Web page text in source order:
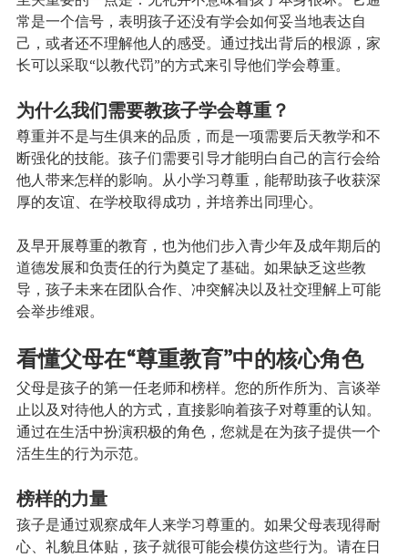
常是一个信号，表明孩子还没有学会如何妥当地表达自
己，或者还不理解他人的感受。通过找出背后的根源，家
长可以采取“以教代罚”的方式来引导他们学会尊重。
为什么我们需要教孩子学会尊重？
尊重并不是与生俱来的品质，而是一项需要后天教学和不
断强化的技能。孩子们需要引导才能明白自己的言行会给
他人带来怎样的影响。从小学习尊重，能帮助孩子收获深
厚的友谊、在学校取得成功，并培养出同理心。
及早开展尊重的教育，也为他们步入青少年及成年期后的
道德发展和负责任的行为奠定了基础。如果缺乏这些教
导，孩子未来在团队合作、冲突解决以及社交理解上可能
会举步维艰。
看懂父母在“尊重教育”中的核心角色
父母是孩子的第一任老师和榜样。您的所作所为、言谈举
止以及对待他人的方式，直接影响着孩子对尊重的认知。
通过在生活中扮演积极的角色，您就是在为孩子提供一个
活生生的行为示范。
榜样的力量
孩子是通过观察成年人来学习尊重的。如果父母表现得耐
心、礼貌且体贴，孩子就很可能会模仿这些行为。请在日